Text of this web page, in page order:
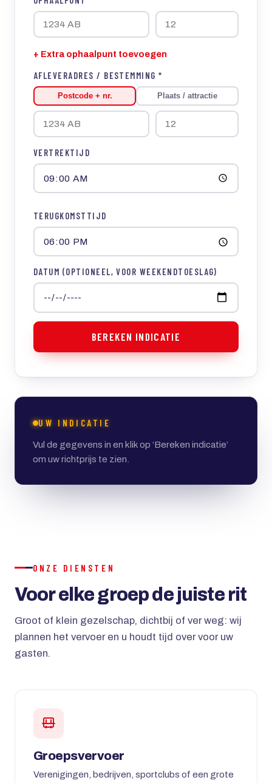
+ Extra ophaalpunt toevoegen
AFLEVERADRES / BESTEMMING *
Postcode + nr. Plaats / attractie
VERTREKTIJD
TERUGKOMSTTIJD
DATUM (OPTIONEEL, VOOR WEEKENDTOESLAG)
BEREKEN INDICATIE
UW INDICATIE
Vul de gegevens in en klik op ‘Bereken indicatie’
om uw richtprijs te zien.
ONZE DIENSTEN
Voor elke groep de juiste rit
Groot of klein gezelschap, dichtbij of ver weg: wij
plannen het vervoer en u houdt tijd over voor uw
gasten.
Groepsvervoer
Verenigingen, bedrijven, sportclubs of een grote